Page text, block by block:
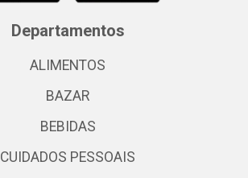
Departamentos
ALIMENTOS
BAZAR
BEBIDAS
CUIDADOS PESSOAIS